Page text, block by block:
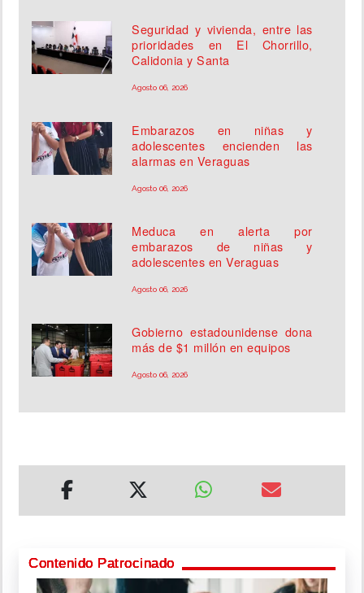
Seguridad y vivienda, entre las
prioridades en El Chorrillo,
Calidonia y Santa
Agosto 06, 2026
Embarazos en niñas y
adolescentes encienden las
alarmas en Veraguas
Agosto 06, 2026
Meduca en alerta por
embarazos de niñas y
adolescentes en Veraguas
Agosto 06, 2026
Gobierno estadounidense dona
más de $1 millón en equipos
Agosto 06, 2026
Contenido Patrocinado